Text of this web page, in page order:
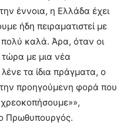
έννοια, η Ελλάδα έχει
ήδη πειραματιστεί με
καλά. Άρα, όταν οι
τώρα με μια νέα
τα ίδια πράγματα, ο
προηγούμενη φορά που
Πρωθυπουργός.